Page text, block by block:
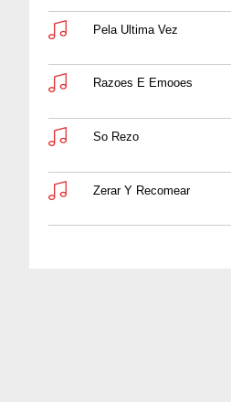
Pela Ultima Vez
Razoes E Emooes
So Rezo
Zerar Y Recomear